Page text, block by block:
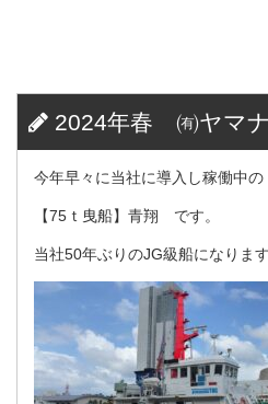
2024年春 ㈲ヤマ
今年早々に当社に導入し稼働中の
【75ｔ曳船】青翔 です。
当社50年ぶりのJG級船になります